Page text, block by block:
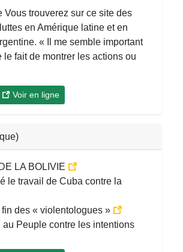
Vous trouverez sur ce site des
en Amérique latine et en
« Il me semble important
le fait de montrer les actions ou
Voir en ligne
LA BOLIVIE
le travail de Cuba contre la
des « violentologues »
au Peuple contre les intentions